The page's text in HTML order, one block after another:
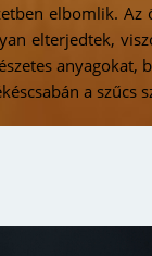
elbomlik.
elterjedtek,
a szűcs